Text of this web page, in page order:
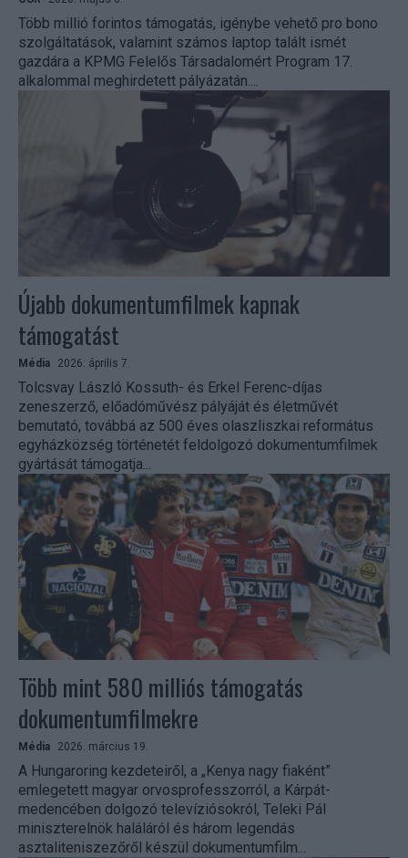
Több millió forintos támogatás, igénybe vehető pro bono
szolgáltatások, valamint számos laptop talált ismét
gazdára a KPMG Felelős Társadalomért Program 17.
alkalommal meghirdetett pályázatán....
Újabb dokumentumfilmek kapnak
támogatást
Média 2026. április 7.
Tolcsvay László Kossuth- és Erkel Ferenc-díjas
zeneszerző, előadóművész pályáját és életművét
bemutató, továbbá az 500 éves olaszliszkai református
egyházközség történetét feldolgozó dokumentumfilmek
gyártását támogatja...
Több mint 580 milliós támogatás
dokumentumfilmekre
Média 2026. március 19.
A Hungaroring kezdeteiről, a „Kenya nagy fiaként”
emlegetett magyar orvosprofesszorról, a Kárpát-
medencében dolgozó televíziósokról, Teleki Pál
miniszterelnök haláláról és három legendás
asztaliteniszezőről készül dokumentumfilm...